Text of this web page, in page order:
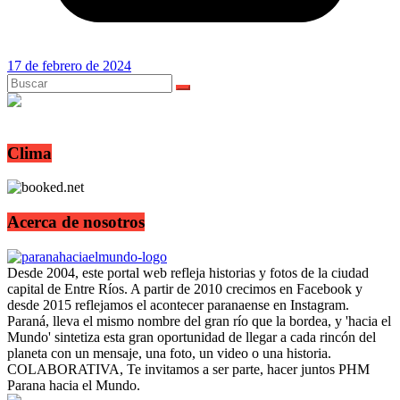
17 de febrero de 2024
Clima
Acerca de nosotros
Desde 2004, este portal web refleja historias y fotos de la ciudad
capital de Entre Ríos. A partir de 2010 crecimos en Facebook y
desde 2015 reflejamos el acontecer paranaense en Instagram.
Paraná, lleva el mismo nombre del gran río que la bordea, y 'hacia el
Mundo' sintetiza esta gran oportunidad de llegar a cada rincón del
planeta con un mensaje, una foto, un video o una historia.
COLABORATIVA, Te invitamos a ser parte, hacer juntos PHM
Parana hacia el Mundo.